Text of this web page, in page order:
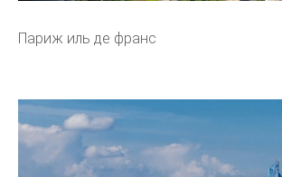
Париж иль де франс